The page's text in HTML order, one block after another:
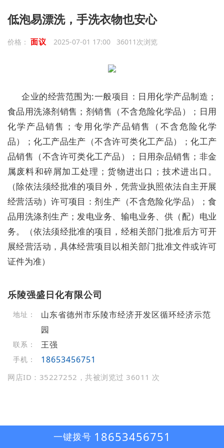
低泡易漂洗，手洗衣物也安心
价格： 面议 2025-07-01 17:00 36011次浏览
企业的经营范围为:一般项目：日用化学产品制造；
食品用洗涤剂销售；剂销售（不含危险化学品）；日用
化学产品销售；专用化学产品销售（不含危险化学
品）；化工产品生产（不含许可类化工产品）；化工产
品销售（不含许可类化工产品）；日用杂品销售；非金
属废料和碎屑加工处理；货物进出口；技术进出口。
（除依法须经批准的项目外，凭营业执照依法自主开展
经营活动）许可项目：剂生产（不含危险化学品）；食
品用洗涤剂生产；发电业务、输电业务、供（配）电业
务。（依法须经批准的项目，经相关部门批准后方可开
展经营活动，具体经营项目以相关部门批准文件或许可
证件为准）
乐陵强盛日化有限公司
地址：
山东省德州市乐陵市经济开发区循环经济示范
园
联系： 王强
手机： 18653456751
网店ID：35227252，共被浏览过 36011 次
一键拨号 18653456751